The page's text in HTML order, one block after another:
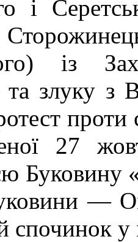
і
із
та злуку з
проти
27
—
спочинок у